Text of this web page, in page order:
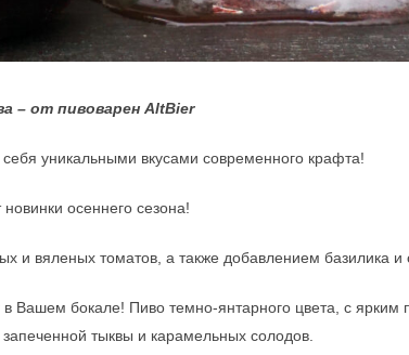
– от пивоварен AltBier
уникальными вкусами современного крафта!
осеннего сезона!
и вяленых томатов, а также добавлением базилика и
бокале! Пиво темно-янтарного цвета, с ярким
тыквы и карамельных солодов.